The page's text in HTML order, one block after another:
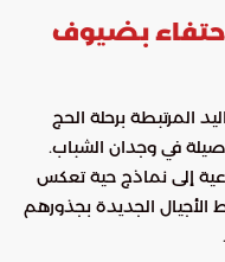
بضيوف
المرتبطة برحلة الحج
في وجدان الشباب.
إلى نماذج حية تعكس
الأجيال الجديدة بجذورهم